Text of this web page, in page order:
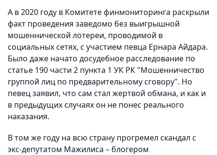
А в 2020 году в Комитете финмониторинга раскрыли
факт проведения заведомо без выигрышной
мошеннической лотереи, проводимой в
социальных сетях, с участием певца Ернара Айдара.
Было даже начато досудебное расследование по
статье 190 части 2 пункта 1 УК РК "Мошенничество
группой лиц по предварительному сговору". Но
певец заявил, что сам стал жертвой обмана, и как и
в предыдущих случаях он не понес реального
наказания.
В том же году на всю страну прогремел скандал с
экс-депутатом Мажилиса – блогером